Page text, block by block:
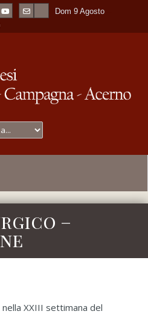
Dom 9 Agosto
–
XXIII settimana del